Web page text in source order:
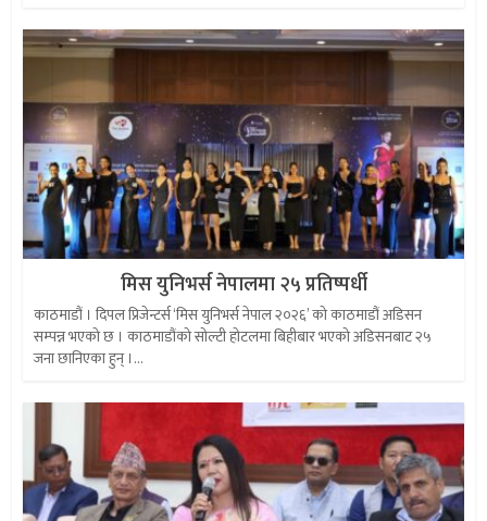
मिस युनिभर्स नेपालमा २५ प्रतिष्पर्धी
काठमाडौं । दिपल प्रिजेन्टर्स ‘मिस युनिभर्स नेपाल २०२६’ को काठमाडौं अडिसन
सम्पन्न भएको छ । काठमाडौंको सोल्टी होटलमा बिहीबार भएको अडिसनबाट २५
जना छानिएका हुन् ।...